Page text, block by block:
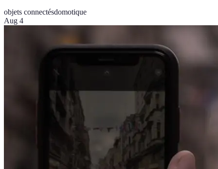
objets connectésdomotique
Aug 4